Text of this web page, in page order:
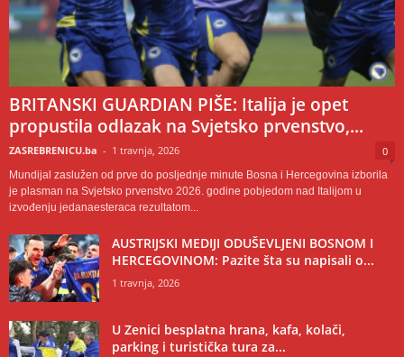
BRITANSKI GUARDIAN PIŠE: Italija je opet
propustila odlazak na Svjetsko prvenstvo,...
ZASREBRENICU.ba - 1 travnja, 2026 0
Mundijal zaslužen od prve do posljednje minute Bosna i Hercegovina izborila
je plasman na Svjetsko prvenstvo 2026. godine pobjedom nad Italijom u
izvođenju jedanaesteraca rezultatom...
AUSTRIJSKI MEDIJI ODUŠEVLJENI BOSNOM I
HERCEGOVINOM: Pazite šta su napisali o...
1 travnja, 2026
U Zenici besplatna hrana, kafa, kolači,
parking i turistička tura za...